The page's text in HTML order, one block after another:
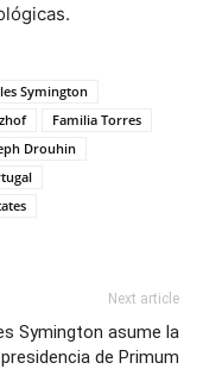
Symington
Familia Torres
Drouhin
Next article
Symington asume la
presidencia de Primum